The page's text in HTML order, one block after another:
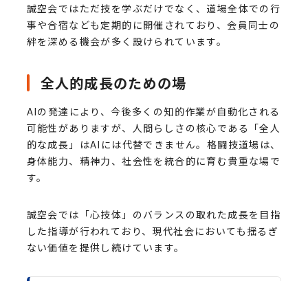
誠空会ではただ技を学ぶだけでなく、道場全体での行
事や合宿なども定期的に開催されており、会員同士の
絆を深める機会が多く設けられています。
全人的成長のための場
AIの発達により、今後多くの知的作業が自動化される
可能性がありますが、人間らしさの核心である「全人
的な成長」はAIには代替できません。格闘技道場は、
身体能力、精神力、社会性を統合的に育む貴重な場で
す。
誠空会では「心技体」のバランスの取れた成長を目指
した指導が行われており、現代社会においても揺るぎ
ない価値を提供し続けています。